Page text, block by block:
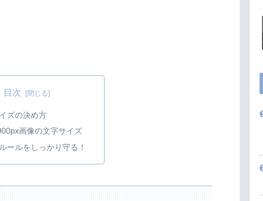
目次
ズの決め方
画像の文字サイズ
ールをしっかり守る！